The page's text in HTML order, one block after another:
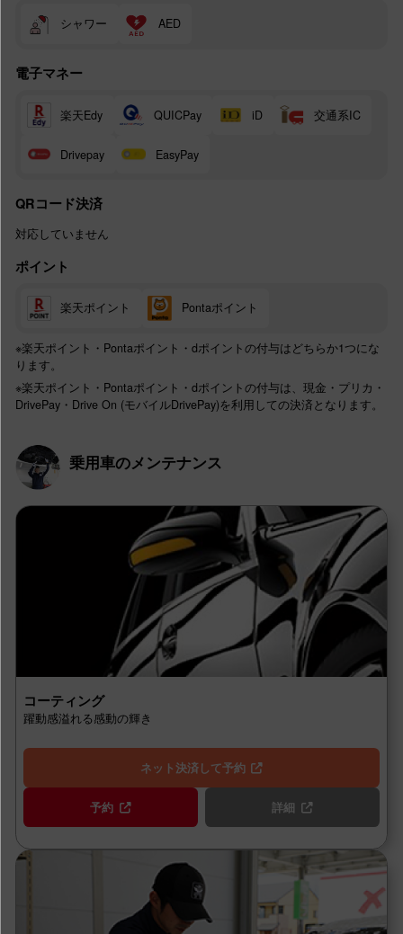
シャワー AED
電子マネー
楽天Edy QUICPay iD 交通系IC
Drivepay EasyPay
QRコード決済
対応していません
ポイント
楽天ポイント Pontaポイント
※楽天ポイント・Pontaポイント・dポイントの付与はどちらか1つにな
ります。
※楽天ポイント・Pontaポイント・dポイントの付与は、現金・プリカ・
DrivePay・Drive On (モバイルDrivePay)を利用しての決済となります。
乗用車のメンテナンス
コーティング
躍動感溢れる感動の輝き
ネット決済して予約
予約 詳細